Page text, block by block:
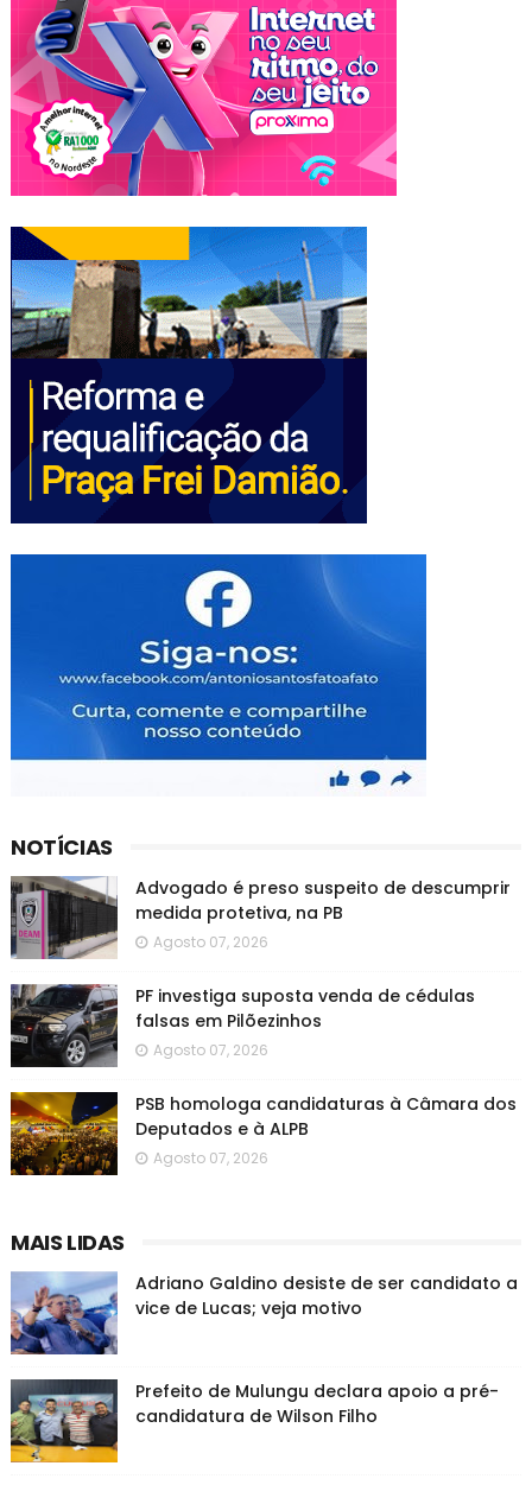
NOTÍCIAS
Advogado é preso suspeito de descumprir
medida protetiva, na PB
Agosto 07, 2026
PF investiga suposta venda de cédulas
falsas em Pilõezinhos
Agosto 07, 2026
PSB homologa candidaturas à Câmara dos
Deputados e à ALPB
Agosto 07, 2026
MAIS LIDAS
Adriano Galdino desiste de ser candidato a
vice de Lucas; veja motivo
Prefeito de Mulungu declara apoio a pré-
candidatura de Wilson Filho